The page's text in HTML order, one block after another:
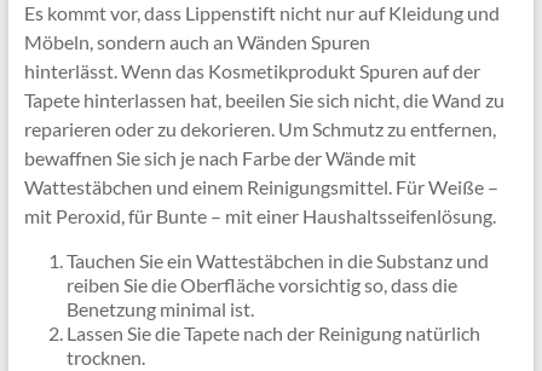
Es kommt vor, dass Lippenstift nicht nur auf Kleidung und
Möbeln, sondern auch an Wänden Spuren
hinterlässt. Wenn das Kosmetikprodukt Spuren auf der
Tapete hinterlassen hat, beeilen Sie sich nicht, die Wand zu
reparieren oder zu dekorieren. Um Schmutz zu entfernen,
bewaffnen Sie sich je nach Farbe der Wände mit
Wattestäbchen und einem Reinigungsmittel. Für Weiße –
mit Peroxid, für Bunte – mit einer Haushaltsseifenlösung.
Tauchen Sie ein Wattestäbchen in die Substanz und
reiben Sie die Oberfläche vorsichtig so, dass die
Benetzung minimal ist.
Lassen Sie die Tapete nach der Reinigung natürlich
trocknen.